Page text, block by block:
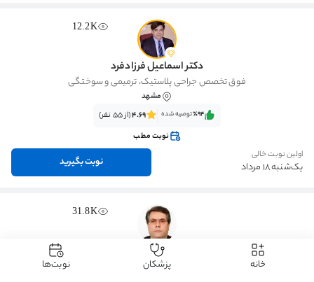
12.2K
دکتر اسماعیل فرزادفرد
فوق تخصص جراحی پلاستیک، ترمیمی و سوختگی
مشهد
٪94‌‌‌توصیه شده 4.69(از 55 نفر)
نوبت مطب
اولین نوبت خالی
یک‌شنبه 18 مرداد نوبت بگیرید
31.8K
دکتر عباسعلی عباسی
تخصص گوش، گلو، بینی و جراحی سر و گردن خانه پزشکان نوبت‌ها